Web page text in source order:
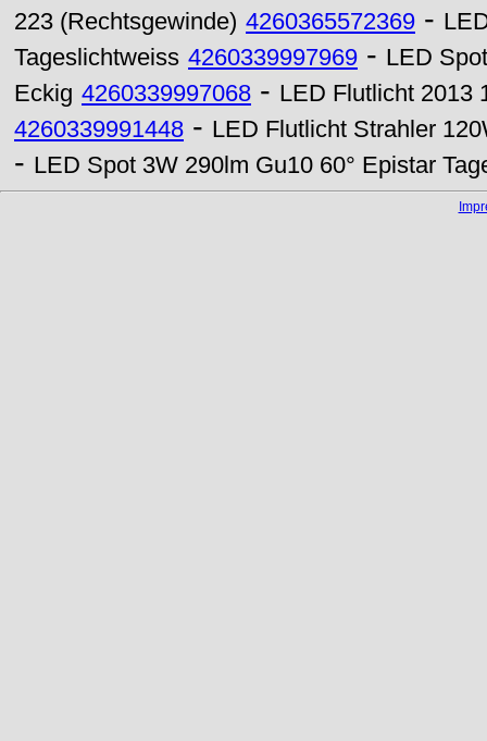
223 (Rechtsgewinde) 4260365572369 -
Tageslichtweiss 4260339997969 - LED
Eckig 4260339997068 - LED Flutlicht 2013
4260339991448 - LED Flutlicht Strahler
- LED Spot 3W 290lm Gu10 60° Epistar